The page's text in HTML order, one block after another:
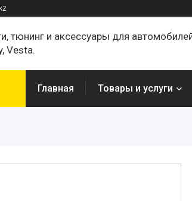
тюнинг и аксессуары для
Vesta.
Главная Товары и услуги